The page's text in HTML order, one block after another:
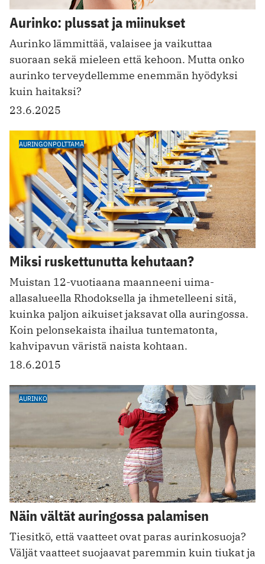
Aurinko: plussat ja miinukset
Aurinko lämmittää, valaisee ja vaikuttaa
suoraan sekä mieleen että kehoon. Mutta onko
aurinko terveydellemme enemmän hyödyksi
kuin haitaksi?
23.6.2025
AURINGONPOLTTAMA
Miksi ruskettunutta kehutaan?
Muistan 12-vuotiaana maanneeni uima-
allasalueella Rhodoksella ja ihmetelleeni sitä,
kuinka paljon aikuiset jaksavat olla auringossa.
Koin pelonsekaista ihailua tuntematonta,
kahvipavun väristä naista kohtaan.
18.6.2015
AURINKO
Näin vältät auringossa palamisen
Tiesitkö, että vaatteet ovat paras aurinkosuoja?
Väljät vaatteet suojaavat paremmin kuin tiukat ja